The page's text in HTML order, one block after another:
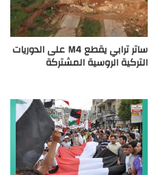
ساتر ترابي يقطع M4 على الدوريات
التركية الروسية المشتركة